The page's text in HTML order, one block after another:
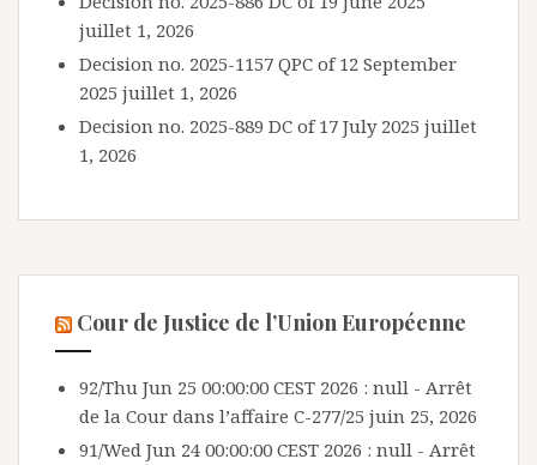
juillet 1, 2026
Decision no. 2025-1157 QPC of 12 September
2025 juillet 1, 2026
Decision no. 2025-889 DC of 17 July 2025 juillet
1, 2026
Cour de Justice de l’Union Européenne
92/Thu Jun 25 00:00:00 CEST 2026 : null - Arrêt
de la Cour dans l’affaire C-277/25 juin 25, 2026
91/Wed Jun 24 00:00:00 CEST 2026 : null - Arrêt